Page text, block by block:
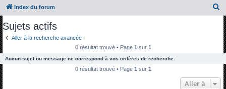
Index du forum
c
Sujets actifs
Aller à la recherche avancée
0 résultat trouvé • Page 1 sur 1
Aucun sujet ou message ne correspond à vos critères de recherche.
0 résultat trouvé • Page 1 sur 1
Aller à